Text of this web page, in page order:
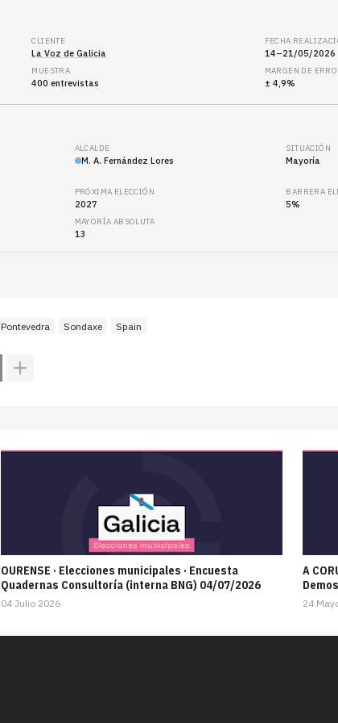
CLIENTE
La Voz de Galicia
FECHA
14–21/05/2026
MUESTRA
400 entrevistas
MARGEN DE
± 4,9%
ALCALDE
M. A. Fernández Lores
SITUACIÓN
Mayoría
PRÓXIMA ELECCIÓN
2027
BARRERA
5%
MAYORÍA ABSOLUTA
13
Pontevedra Sondaxe Spain
OURENSE · Elecciones municipales · Encuesta
Quadernas Consultoría (interna BNG) 04/07/2026
04 Julio 2026
A
24